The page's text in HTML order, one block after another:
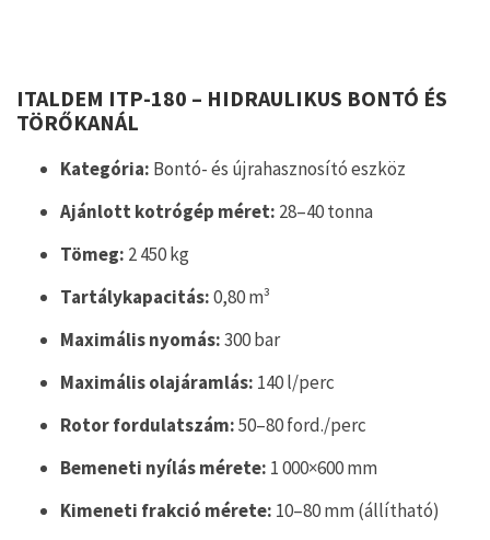
ITALDEM ITP-180 – HIDRAULIKUS BONTÓ ÉS
TÖRŐKANÁL
Kategória: Bontó- és újrahasznosító eszköz
Ajánlott kotrógép méret: 28–40 tonna
Tömeg: 2 450 kg
Tartálykapacitás:0,80 m³
Maximális nyomás:300 bar
Maximális olajáramlás: 140 l/perc
Rotor fordulatszám:50–80 ford./perc
Bemeneti nyílás mérete: 1 000×600 mm
Kimeneti frakció mérete: 10–80 mm (állítható)